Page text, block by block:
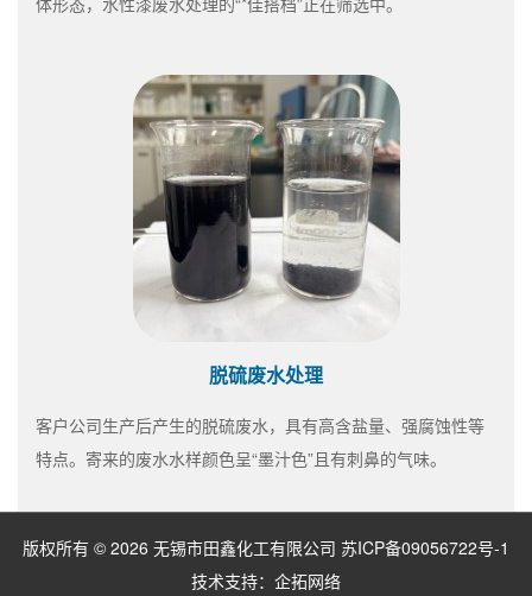
脱硫废水处理
客户公司生产后产生的脱硫废水，具有高含盐量、强腐蚀性等
特点。寄来的废水水样颜色呈“墨汁色”且有刺鼻的气味。
版权所有 © 2026 无锡市田鑫化工有限公司 苏ICP备09056722号-1
技术支持： 企拓网络